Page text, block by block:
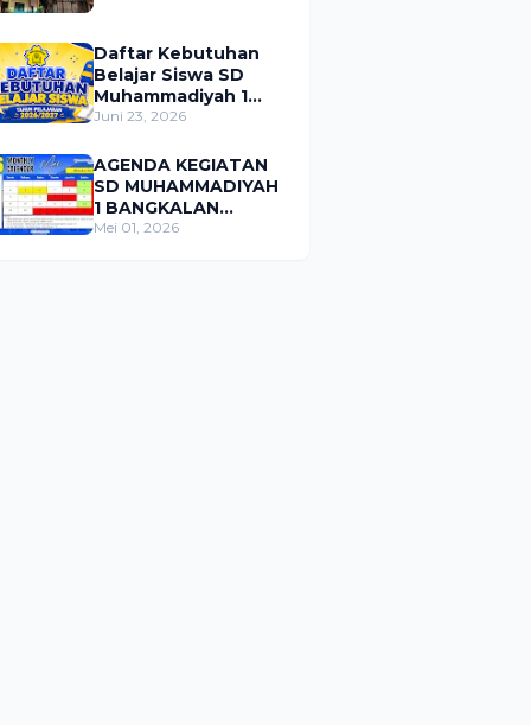
Daftar Kebutuhan
Belajar Siswa SD
Muhammadiyah 1
Bangkalan Tahun
Juni 23, 2026
AGENDA KEGIATAN
SD MUHAMMADIYAH
1 BANGKALAN
BULAN MEI 2026
Mei 01, 2026